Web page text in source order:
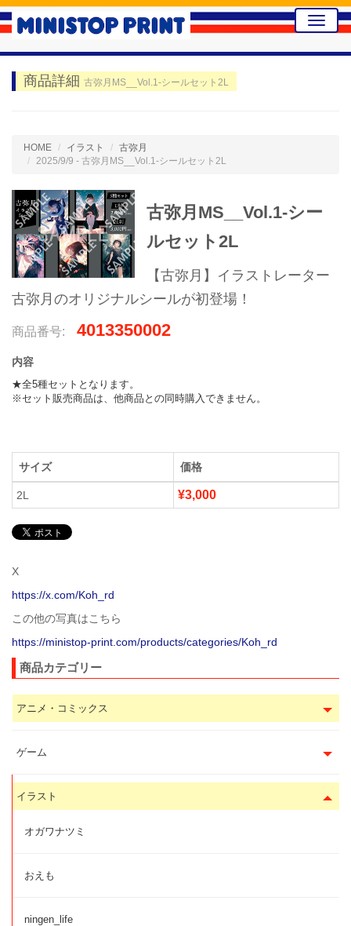
Toggle
商品詳細 古弥月MS__Vol.1-シールセット2L
HOME イラスト
古弥月
2025/9/9 - 古弥月MS__Vol.1-シールセット2L
古弥月MS__Vol.1-シー
ルセット2L
【古弥月】イラストレーター
古弥月のオリジナルシールが初登場！
商品番号: 4013350002
内容
★全5種セットとなります。
※セット販売商品は、他商品との同時購入できません。
サイズ 価格
2L ¥3,000
X
https://x.com/Koh_rd
この他の写真はこちら
https://ministop-print.com/products/categories/Koh_rd
商品カテゴリー
アニメ・コミックス
ゲーム
イラスト
オガワナツミ
おえも
ningen_life